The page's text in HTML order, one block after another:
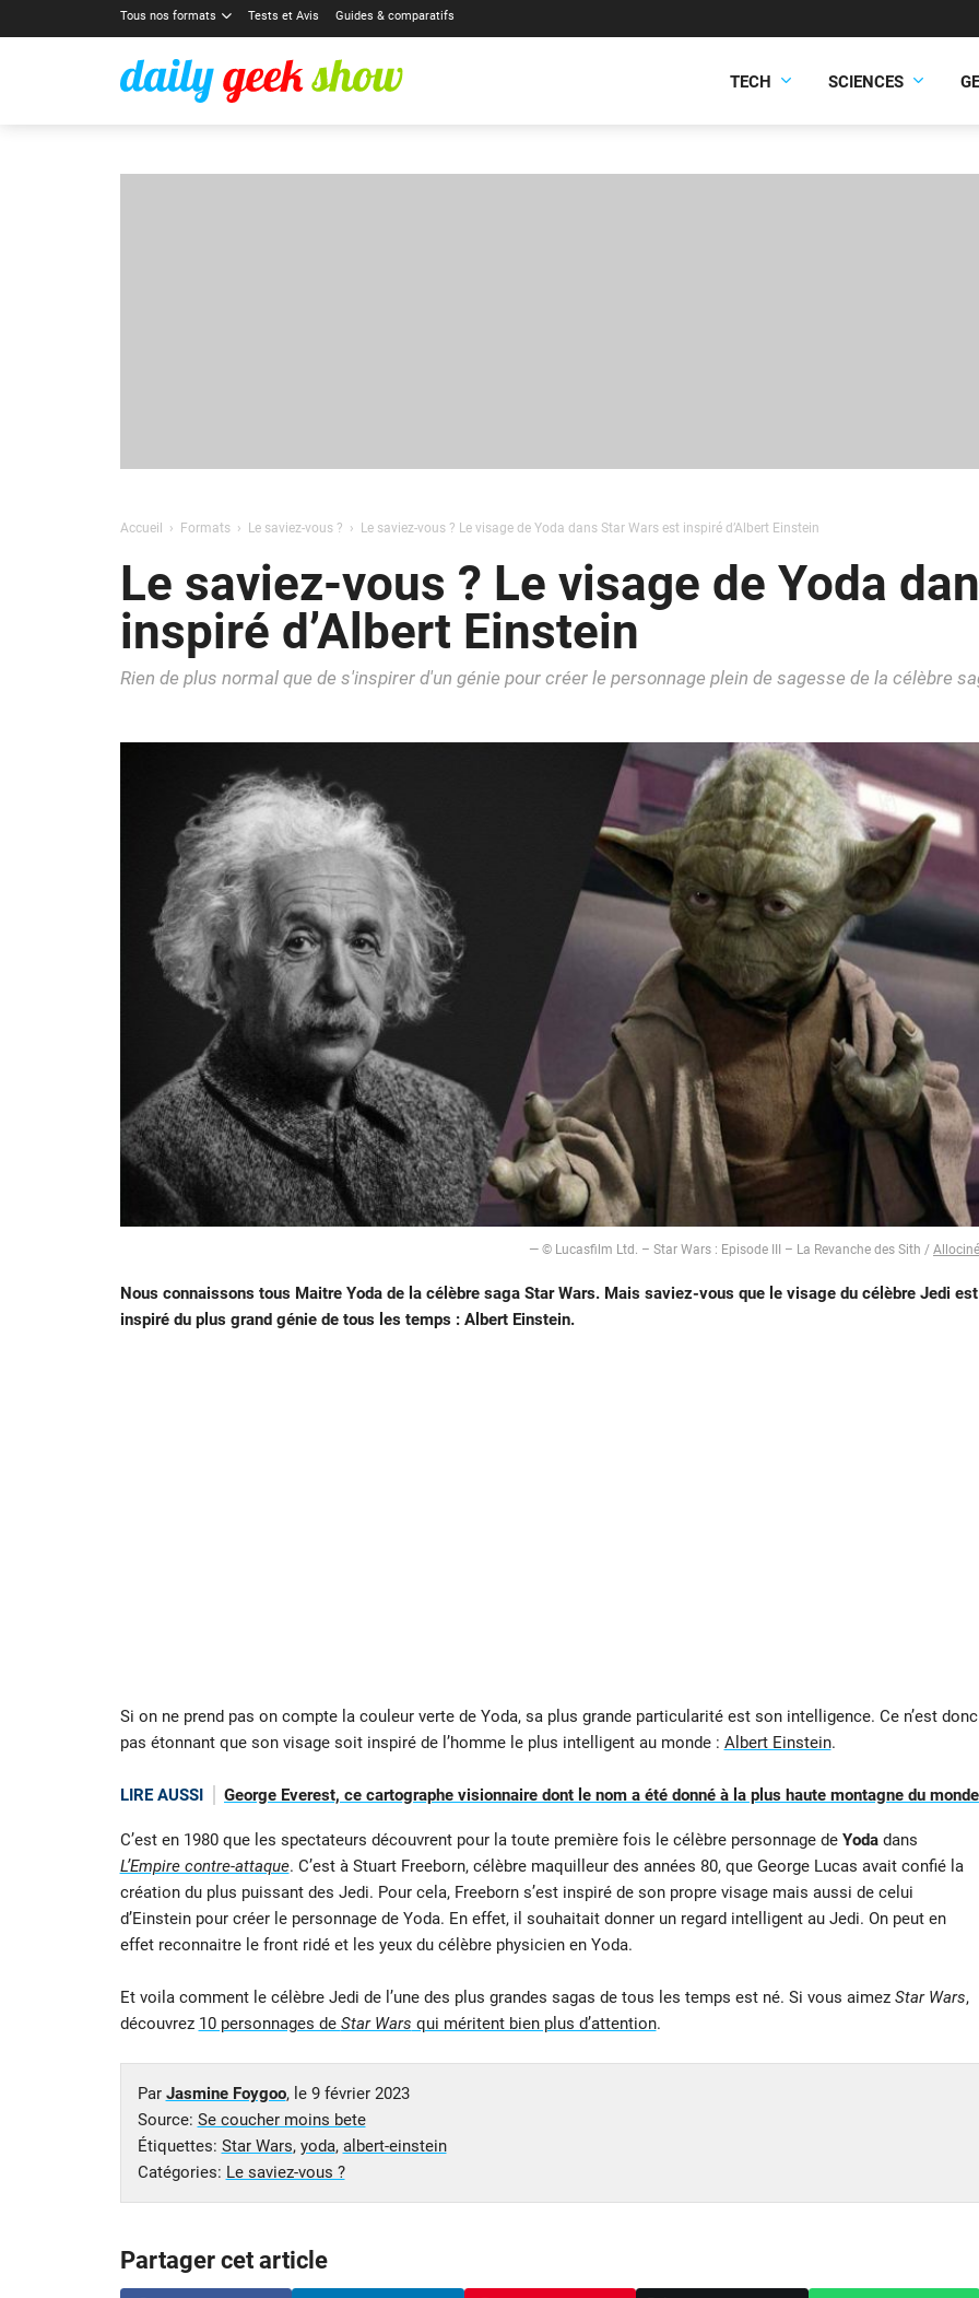
Tous nos formats Tests et Avis Guides & comparatifs
TECH SCIENCES
Accueil Formats Le saviez-vous ? Le saviez-vous ? Le visage de Yoda dans Star Wars est inspiré d’Albert Einstein
Le saviez-vous ? Le visage de Yoda
inspiré d’Albert Einstein
Rien de plus normal que de s'inspirer d'un génie pour créer le personnage plein de sagesse de la célèbre
— © Lucasfilm Ltd. – Star Wars : Episode III – La Revanche des Sith / Allociné
Nous connaissons tous Maitre Yoda de la célèbre saga Star Wars. Mais saviez-vous que le visage du célèbre Jedi est
inspiré du plus grand génie de tous les temps : Albert Einstein.
Si on ne prend pas on compte la couleur verte de Yoda, sa plus grande particularité est son intelligence. Ce n’est donc
pas étonnant que son visage soit inspiré de l’homme le plus intelligent au monde : Albert Einstein.
LIRE AUSSI George Everest, ce cartographe visionnaire dont le nom a été donné à la plus haute montagne du monde
C’est en 1980 que les spectateurs découvrent pour la toute première fois le célèbre personnage de Yodadans
L’Empire contre-attaque. C’est à Stuart Freeborn, célèbre maquilleur des années 80, que George Lucas avait confié la
création du plus puissant des Jedi. Pour cela, Freeborn s’est inspiré de son propre visage mais aussi de celui
d’Einstein pour créer le personnage de Yoda. En effet, il souhaitait donner un regard intelligent au Jedi. On peut en
effet reconnaitre le front ridé et les yeux du célèbre physicien en Yoda.
Et voila comment le célèbre Jedi de l’une des plus grandes sagas de tous les temps est né. Si vous aimez Star Wars,
découvrez 10 personnages de Star Wars qui méritent bien plus d’attention.
Par Jasmine Foygoo, le 9 février 2023
Source: Se coucher moins bete
Étiquettes: Star Wars, yoda, albert-einstein
Catégories: Le saviez-vous ?
Partager cet article